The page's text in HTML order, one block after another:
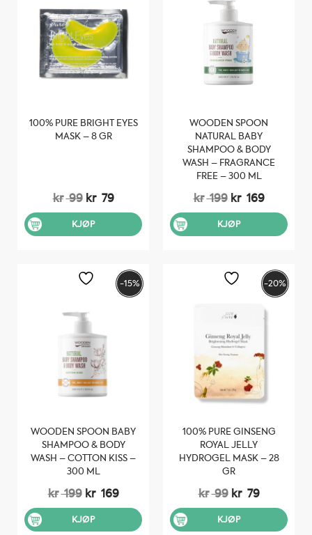
100% PURE BRIGHT EYES
MASK – 8 GR
kr99 Opprinnelig
var:
kr 99.
kr 79Nåværende
kr 79.
KJØP
WOODEN SPOON
NATURAL BABY
SHAMPOO & BODY
WASH – FRAGRANCE
FREE – 300 ML
kr199 Opprinnelig
var:
kr 199.
kr 169
kr 169.
KJØP
-15%
WOODEN SPOON BABY
SHAMPOO & BODY
WASH – COTTON KISS –
300 ML
kr199 Opprinnelig
var:
kr 199.
kr 169Nåværende
kr 169.
KJØP
-20%
100% PURE GINSENG
ROYAL JELLY
HYDROGEL MASK – 28
GR
kr99 Opprinnelig
var:
kr 99.
kr 79
kr 79.
KJØP